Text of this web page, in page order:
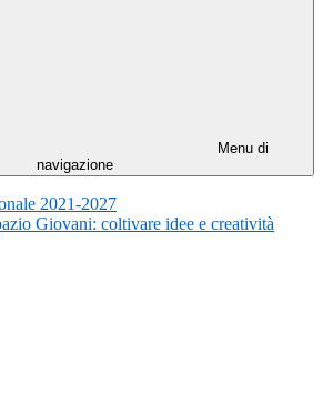
Menu di
navigazione
2021-2027
Giovani: coltivare idee e creatività